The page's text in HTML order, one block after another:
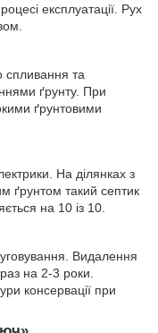
експлуатації. Рух
спливання та
ґрунту. При
ґрунтовими
На ділянках з
ґрунтом такий септик
на 10 із 10.
Видалення
на 2-3 роки.
консервації при